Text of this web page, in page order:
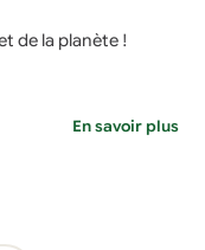
de la planète !
En savoir plus